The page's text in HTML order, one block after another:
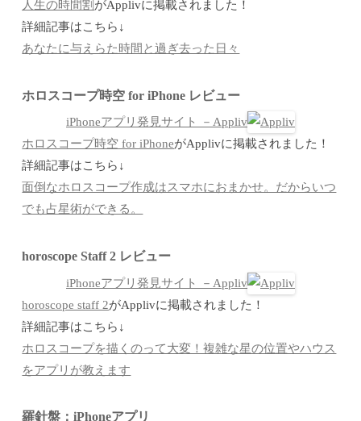
人生の時間割 がApplivに掲載されました！
詳細記事はこちら↓
あなたに与えらた時間と過ぎ去った日々
ホロスコープ時空 for iPhone レビュー
iPhoneアプリ発見サイト －Appliv
ホロスコープ時空 for iPhoneがApplivに掲載されました！
詳細記事はこちら↓
面倒なホロスコープ作成はスマホにおまかせ。だからいつ
でも占星術ができる。
horoscope Staff 2 レビュー
iPhoneアプリ発見サイト －Appliv
horoscope staff 2がApplivに掲載されました！
詳細記事はこちら↓
ホロスコープを描くのって大変！複雑な星の位置やハウス
をアプリが教えます
羅針盤：iPhoneアプリ